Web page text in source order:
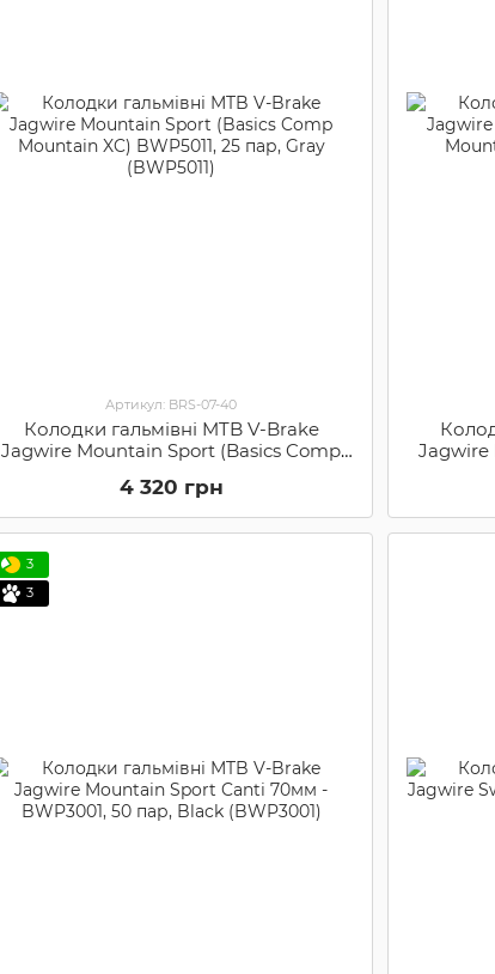
Артикул: BRS-07-40
Колодки гальмівні MTB V-Brake
Jagwire Mountain Sport (Basics Comp
(BWP5011)
4 320 грн
Jagwire
3
3